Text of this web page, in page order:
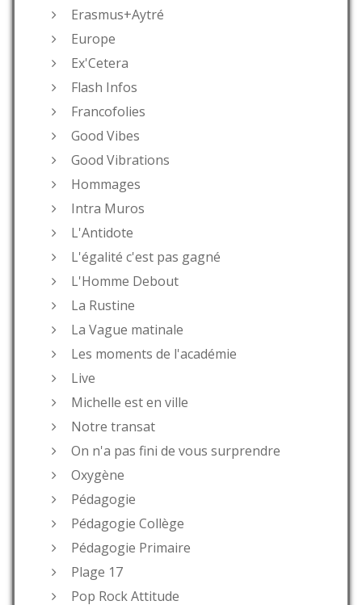
Erasmus+Aytré
Europe
Ex'Cetera
Flash Infos
Francofolies
Good Vibes
Good Vibrations
Hommages
Intra Muros
L'Antidote
L'égalité c'est pas gagné
L'Homme Debout
La Rustine
La Vague matinale
Les moments de l'académie
Live
Michelle est en ville
Notre transat
On n'a pas fini de vous surprendre
Oxygène
Pédagogie
Pédagogie Collège
Pédagogie Primaire
Plage 17
Pop Rock Attitude